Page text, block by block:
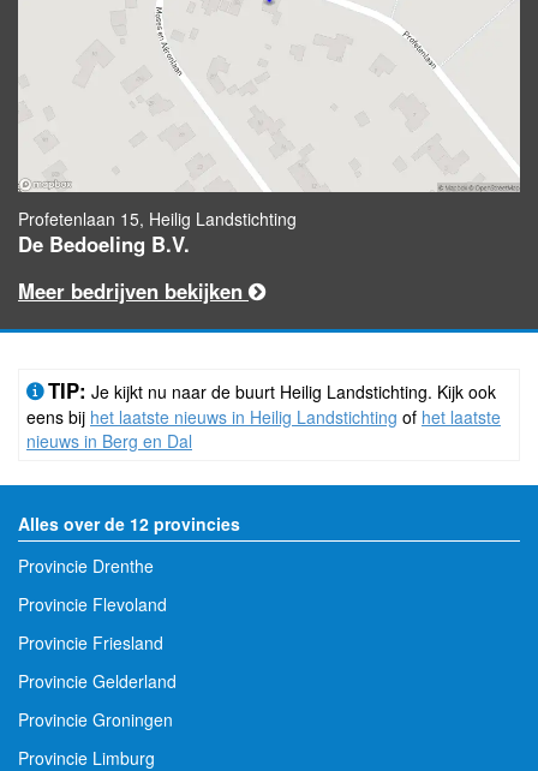
Profetenlaan 15, Heilig Landstichting
De Bedoeling B.V.
Meer bedrijven bekijken
TIP: Je kijkt nu naar de buurt Heilig Landstichting. Kijk ook
eens bij het laatste nieuws in Heilig Landstichting of het laatste
nieuws in Berg en Dal
Alles over de 12 provincies
Provincie Drenthe
Provincie Flevoland
Provincie Friesland
Provincie Gelderland
Provincie Groningen
Provincie Limburg